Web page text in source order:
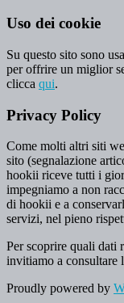
Uso dei cookie
Su questo sito sono
per offrire un miglior
clicca qui.
Privacy Policy
Come molti altri siti
sito (segnalazione
hookii riceve tutti i
impegniamo a non
di hookii e a
servizi, nel pieno
Per scoprire quali dati
invitiamo a consultare
Proudly powered by